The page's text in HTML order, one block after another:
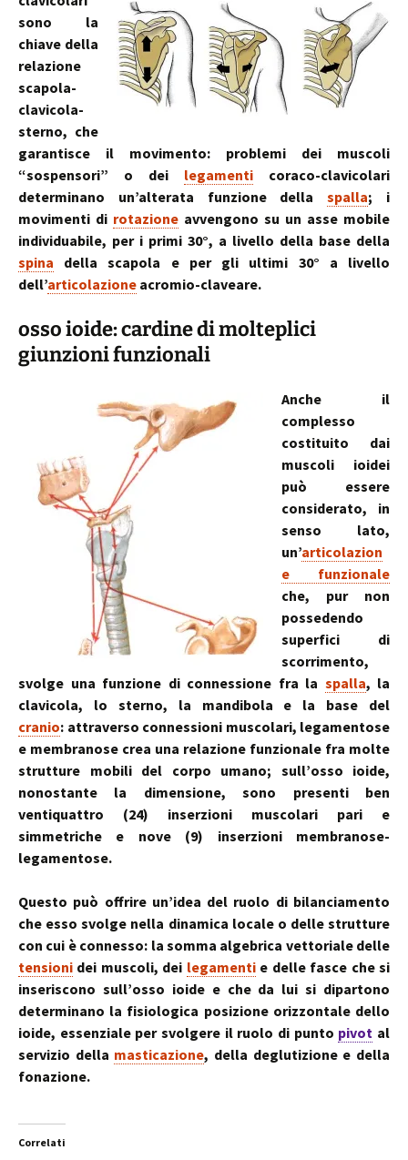
sono la
chiave della
relazione
scapola-
clavicola-
sterno, che
garantisce il movimento: problemi dei muscoli
“sospensori” o dei legamenti coraco-clavicolari
determinano un’alterata funzione dellaspalla; i
movimenti di rotazione avvengono su un asse mobile
individuabile, per i primi 30°, a livello della base della
spina della scapola e per gli ultimi 30° a livello
dell’articolazione acromio-claveare.
osso ioide: cardine di molteplici
giunzioni funzionali
Anche il
complesso
costituito dai
muscoli ioidei
può essere
considerato, in
senso lato,
un’articolazion
e funzionale
che, pur non
possedendo
superfici di
scorrimento,
svolge una funzione di connessione fra la spalla, la
clavicola, lo sterno, la mandibola e la base del
cranio: attraverso connessioni muscolari, legamentose
e membranose crea una relazione funzionale fra molte
strutture mobili del corpo umano; sull’osso ioide,
nonostante la dimensione, sono presenti ben
ventiquattro (24) inserzioni muscolari pari e
simmetriche e nove (9) inserzioni membranose-
legamentose.
Questo può offrire un’idea del ruolo di bilanciamento
che esso svolge nella dinamica locale o delle strutture
con cui è connesso: la somma algebrica vettoriale delle
tensioni dei muscoli, dei legamentie delle fasce che si
inseriscono sull’osso ioide e che da lui si dipartono
determinano la fisiologica posizione orizzontale dello
ioide, essenziale per svolgere il ruolo di punto pivot al
servizio della masticazione, della deglutizione e della
fonazione.
Correlati